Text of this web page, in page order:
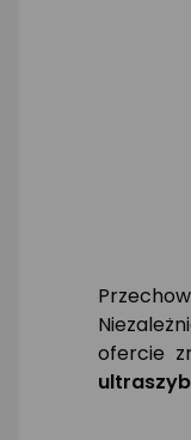
ofercie